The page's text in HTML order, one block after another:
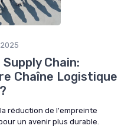
Chain:
Chaîne Logistique
réduction de l'empreinte
un avenir plus durable.